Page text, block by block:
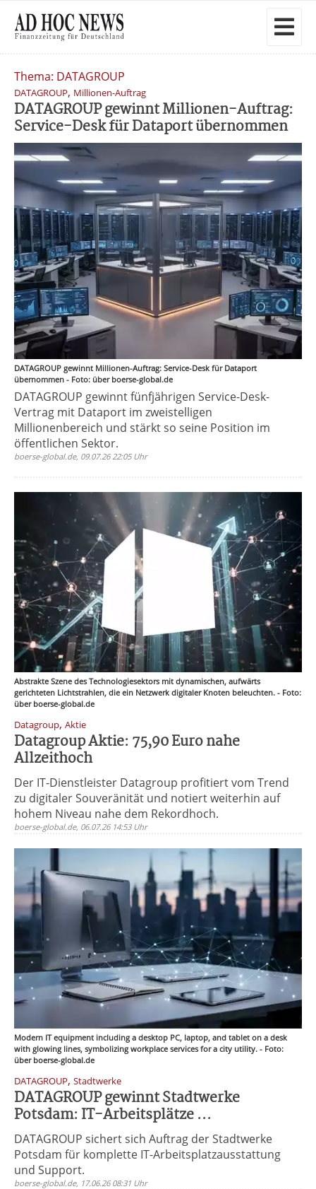
Thema: DATAGROUP
DATAGROUP, Millionen-Auftrag
DATAGROUP gewinnt Millionen-Auftrag:
Service-Desk für Dataport übernommen
DATAGROUP gewinnt Millionen-Auftrag: Service-Desk für Dataport
übernommen - Foto: über boerse-global.de
DATAGROUP gewinnt fünfjährigen Service-Desk-
Vertrag mit Dataport im zweistelligen
Millionenbereich und stärkt so seine Position im
öffentlichen Sektor.
boerse-global.de, 09.07.26 22:05 Uhr
Abstrakte Szene des Technologiesektors mit dynamischen, aufwärts
gerichteten Lichtstrahlen, die ein Netzwerk digitaler Knoten beleuchten. - Foto:
über boerse-global.de
Datagroup, Aktie
Datagroup Aktie: 75,90 Euro nahe
Allzeithoch
Der IT-Dienstleister Datagroup profitiert vom Trend
zu digitaler Souveränität und notiert weiterhin auf
hohem Niveau nahe dem Rekordhoch.
boerse-global.de, 06.07.26 14:53 Uhr
Modern IT equipment including a desktop PC, laptop, and tablet on a desk
with glowing lines, symbolizing workplace services for a city utility. - Foto:
über boerse-global.de
DATAGROUP, Stadtwerke
DATAGROUP gewinnt Stadtwerke
Potsdam: IT-Arbeitsplätze ...
DATAGROUP sichert sich Auftrag der Stadtwerke
Potsdam für komplette IT-Arbeitsplatzausstattung
und Support.
boerse-global.de, 17.06.26 08:31 Uhr